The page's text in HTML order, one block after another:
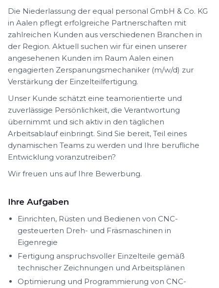
Die Niederlassung der equal personal GmbH & Co. KG
in Aalen pflegt erfolgreiche Partnerschaften mit
zahlreichen Kunden aus verschiedenen Branchen in
der Region. Aktuell suchen wir für einen unserer
angesehenen Kunden im Raum Aalen einen
engagierten Zerspanungsmechaniker (m/w/d) zur
Verstärkung der Einzelteilfertigung.
Unser Kunde schätzt eine teamorientierte und
zuverlässige Persönlichkeit, die Verantwortung
übernimmt und sich aktiv in den täglichen
Arbeitsablauf einbringt. Sind Sie bereit, Teil eines
dynamischen Teams zu werden und Ihre berufliche
Entwicklung voranzutreiben?
Wir freuen uns auf Ihre Bewerbung.
Ihre Aufgaben
Einrichten, Rüsten und Bedienen von CNC-
gesteuerten Dreh- und Fräsmaschinen in
Eigenregie
Fertigung anspruchsvoller Einzelteile gemäß
technischer Zeichnungen und Arbeitsplänen
Optimierung und Programmierung von CNC-